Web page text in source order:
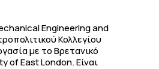
Engineering and
Κολλεγίου
με το Βρετανικό
of East London. Είναι